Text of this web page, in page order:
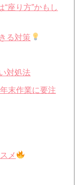
“座り方”かもし
る対策
対処法
末作業に要注
メ